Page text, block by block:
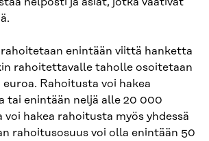
rahoitetaan enintään viittä hanketta
rahoitettavalle taholle osoitetaan
Rahoitusta voi hakea
tai enintään neljä alle 20 000
voi hakea rahoitusta myös yhdessä
rahoitusosuus voi olla enintään 50